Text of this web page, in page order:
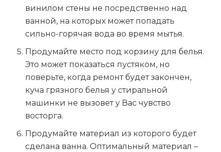
винилом стены не посредственно над
ванной, на которых может попадать
сильно-горячая вода во время мытья.
Продумайте место под корзину для белья.
Это может показаться пустяком, но
поверьте, когда ремонт будет закончен,
куча грязного белья у стиральной
машинки не вызовет у Вас чувство
восторга.
Продумайте материал из которого будет
сделана ванна. Оптимальный материал –